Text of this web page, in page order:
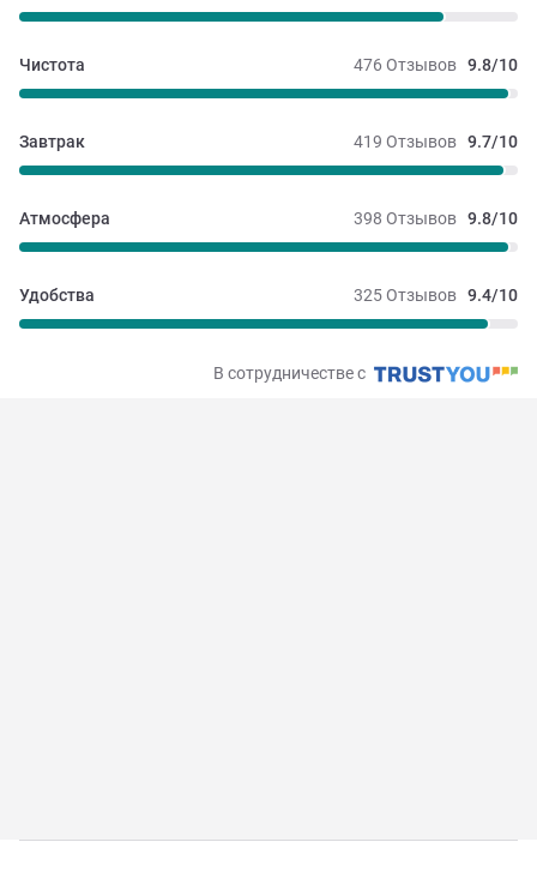
476 Отзывов 9.8/10
Чистота
419 Отзывов 9.7/10
Завтрак
398 Отзывов 9.8/10
Атмосфера
325 Отзывов 9.4/10
Удобства
В сотрудничестве с